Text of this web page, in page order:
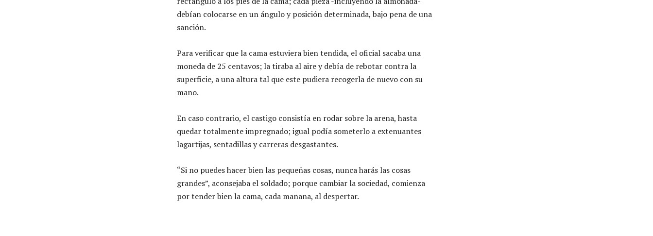
debían colocarse en un ángulo y posición determinada, bajo pena de una
sanción.
Para verificar que la cama estuviera bien tendida, el oficial sacaba una
moneda de 25 centavos; la tiraba al aire y debía de rebotar contra la
superficie, a una altura tal que este pudiera recogerla de nuevo con su
mano.
En caso contrario, el castigo consistía en rodar sobre la arena, hasta
quedar totalmente impregnado; igual podía someterlo a extenuantes
lagartijas, sentadillas y carreras desgastantes.
“Si no puedes hacer bien las pequeñas cosas, nunca harás las cosas
grandes”, aconsejaba el soldado; porque cambiar la sociedad, comienza
por tender bien la cama, cada mañana, al despertar.